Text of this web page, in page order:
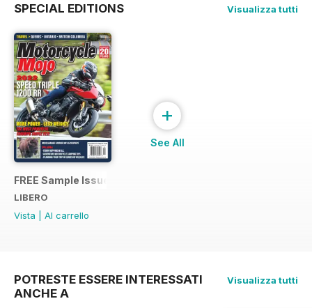
SPECIAL EDITIONS Visualizza tutti
FREE Sample Issue
LIBERO
Vista
Al carrello
+
See All
POTRESTE ESSERE INTERESSATI
ANCHE A
Visualizza tutti